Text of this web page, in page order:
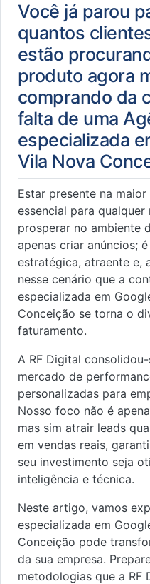
Você já parou
quantos
estão
produto agora
comprando da
falta de uma
especializada
Vila Nova
Estar presente na
essencial para
prosperar no ambiente
apenas criar anúncios;
estratégica, atraente e,
nesse cenário que a
especializada em
Conceição se torna o
faturamento.
A RF Digital
mercado de
personalizadas para
Nosso foco não é
mas sim atrair leads
em vendas reais,
seu investimento seja
inteligência e técnica.
Neste artigo, vamos
especializada em
Conceição pode
da sua empresa.
metodologias que a RF